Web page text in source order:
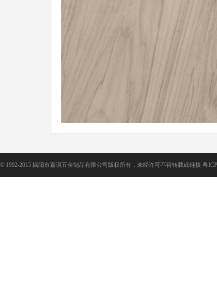
© 1992-2015 揭阳市嘉琪五金制品有限公司版权所有，未经许可不得转载或链接 粤